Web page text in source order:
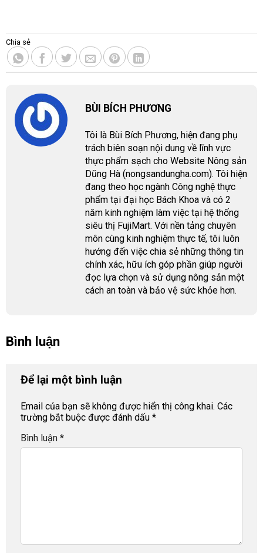
Chia sẻ
BÙI BÍCH PHƯƠNG
Tôi là Bùi Bích Phương, hiện đang phụ
trách biên soạn nội dung về lĩnh vực
thực phẩm sạch cho Website Nông sản
Dũng Hà (nongsandungha.com). Tôi hiện
đang theo học ngành Công nghệ thực
phẩm tại đại học Bách Khoa và có 2
năm kinh nghiệm làm việc tại hệ thống
siêu thị FujiMart. Với nền tảng chuyên
môn cùng kinh nghiệm thực tế, tôi luôn
hướng đến việc chia sẻ những thông tin
chính xác, hữu ích góp phần giúp người
đọc lựa chọn và sử dụng nông sản một
cách an toàn và bảo vệ sức khỏe hơn.
Bình luận
Để lại một bình luận
Email của bạn sẽ không được hiển thị công khai. Các
trường bắt buộc được đánh dấu *
Bình luận *